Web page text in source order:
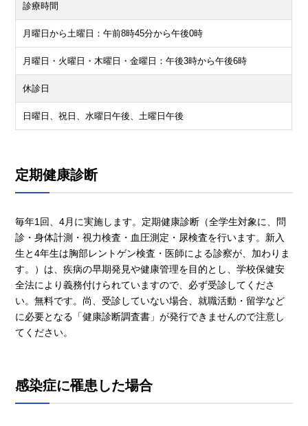
診療時間
月曜日から土曜日：午前8時45分から午後0時
月曜日・火曜日・木曜日・金曜日：午後3時から午後6時
休診日
日曜日、祝日、水曜日午後、土曜日午後
定期健康診断
毎年1回、4月に実施します。定期健康診断（全学生対象に、問
診・身体計測・視力検査・血圧測定・尿検査を行います。新入
生と4年生は胸部レントゲン検査・医師による診察が、加わりま
す。）は、疾病の早期発見や健康管理を目的とし、学校保健安
全法により義務付けられていますので、必ず受診してくださ
い。無料です。尚、受診していない場合、就職活動・留学など
に必要となる「健康診断調査書」が発行できませんので注意し
てください。
感染症に罹患した場合